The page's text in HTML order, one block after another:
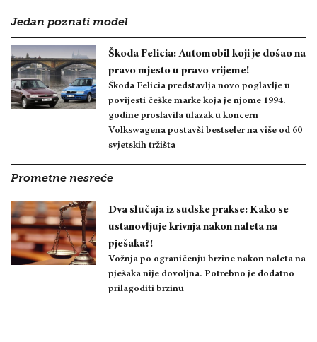
Jedan poznati model
Škoda Felicia: Automobil koji je došao na
pravo mjesto u pravo vrijeme!
Škoda Felicia predstavlja novo poglavlje u
povijesti češke marke koja je njome 1994.
godine proslavila ulazak u koncern
Volkswagena postavši bestseler na više od 60
svjetskih tržišta
Prometne nesreće
Dva slučaja iz sudske prakse: Kako se
ustanovljuje krivnja nakon naleta na
pješaka?!
Vožnja po ograničenju brzine nakon naleta na
pješaka nije dovoljna. Potrebno je dodatno
prilagoditi brzinu